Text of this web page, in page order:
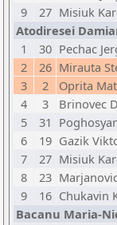
9
27 Misiuk
Atodiresei
1
30 Pechac
2
26 Mirauta
3
2 Oprita
4
3 Brinovec
5
31
6
19 Gazik
7
27 Misiuk
8
23
9
16 Chukavin
Bacanu Maria-